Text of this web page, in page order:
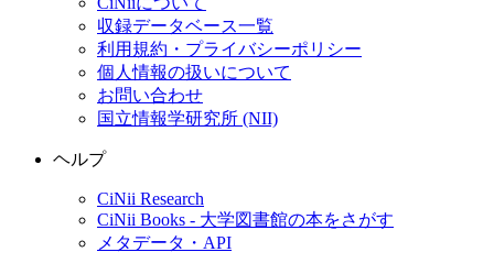
収録データベース一覧
利用規約・プライバシーポリシー
個人情報の扱いについて
お問い合わせ
国立情報学研究所 (NII)
ヘルプ
CiNii Research
CiNii Books - 大学図書館の本をさがす
メタデータ・API